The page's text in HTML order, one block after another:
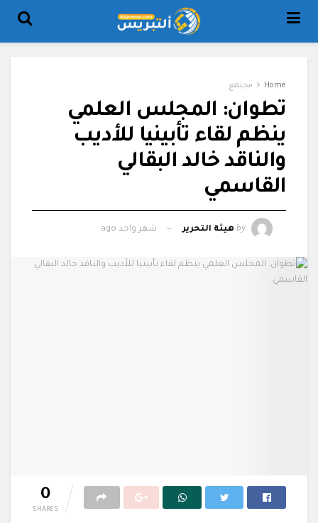
Home مجتمع
تطوان: المجلس العلمي
ينظم لقاء تأبينيا للأديب
والناقد خالد البقالي
القاسمي
by هيئة التحرير شهر واحد ago
0
SHARES